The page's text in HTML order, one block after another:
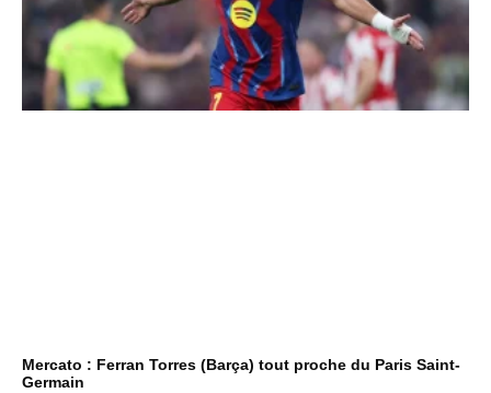
Mercato : Ferran Torres (Barça) tout proche du Paris Saint-
Germain